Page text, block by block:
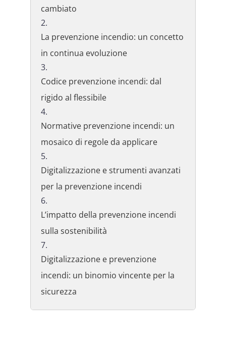
cambiato
La prevenzione incendio: un concetto
in continua evoluzione
Codice prevenzione incendi: dal
rigido al flessibile
Normative prevenzione incendi: un
mosaico di regole da applicare
Digitalizzazione e strumenti avanzati
per la prevenzione incendi
L’impatto della prevenzione incendi
sulla sostenibilità
Digitalizzazione e prevenzione
incendi: un binomio vincente per la
sicurezza